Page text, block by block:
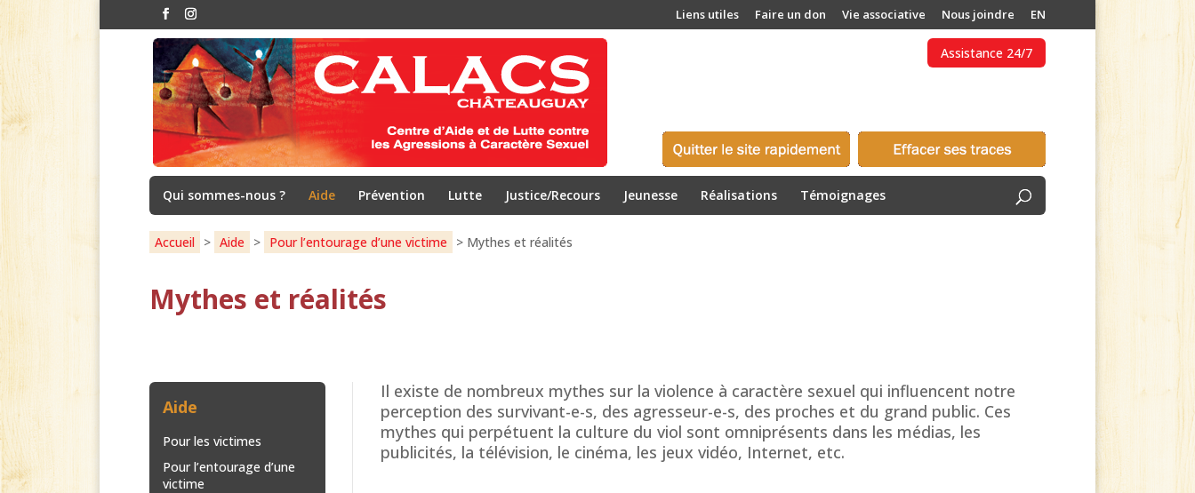
Liens utiles Faire un don Vie associative Nous joindre EN
Assistance 24/7
Qui sommes-nous ? Aide Prévention Lutte Justice/Recours Jeunesse Réalisations Témoignages
Accueil > Aide > Pour l’entourage d’une victime > Mythes et réalités
Mythes et réalités
Aide
Pour les victimes
Pour l’entourage d’une
victime
Il existe de nombreux mythes sur la violence à caractère sexuel qui influencent notre
perception des survivant-e-s, des agresseur-e-s, des proches et du grand public. Ces
mythes qui perpétuent la culture du viol sont omniprésents dans les médias, les
publicités, la télévision, le cinéma, les jeux vidéo, Internet, etc.